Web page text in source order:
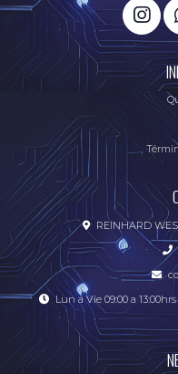
REINHARD
Lun a Vie 09:00 a 13:00hrs